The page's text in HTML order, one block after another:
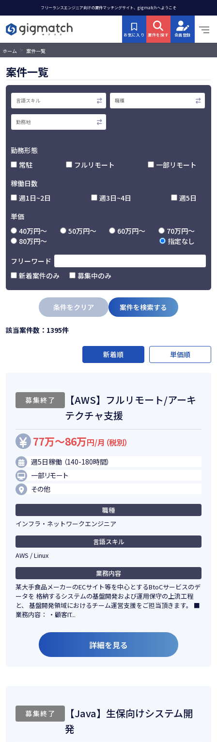
フリーランスエンジニア向けの案件マッチングサイト、gigmatchへようこそ
お気に入り 案件を探す 会員登録
ホーム > 案件一覧
案件一覧
勤務形態
常駐
フルリモート
一部リモート
稼働日数
週1日~2日
週3日~4日
週5日
単価
40万円〜
50万円〜 60万円〜
70万円〜
80万円〜
指定なし
フリーワード
新着案件のみ
募集中のみ
条件をクリア 案件を検索する
該当案件数：1395件
新着順 単価順
募集終了
【AWS】フルリモート/アーキ
テクチャ支援
77万～86万円/月（税別）
週5日稼働 （140-180時間）
一部リモート
その他
職種
インフラ・ネットワークエンジニア
言語スキル
AWS / Linux
業務内容
某大手食品メーカーのECサイト等を中心とするBtoCサービスのデ
ータを 格納するシステムの基盤開発および運用保守の上流工程
と、 基盤開発領域におけるチーム運営支援をご担当頂きます。 ■
業務内容： ・顧客IT...
詳細を見る
募集終了
【Java】生保向けシステム開
発